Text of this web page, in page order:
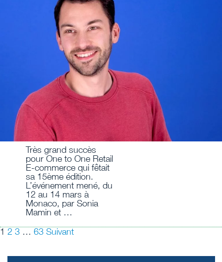
Très grand succès
pour One to One Retail
E-commerce qui fêtait
sa 15ème édition.
L’événement mené, du
12 au 14 mars à
Monaco, par Sonia
Mamin et …
1 2 3 … 63 Suivant